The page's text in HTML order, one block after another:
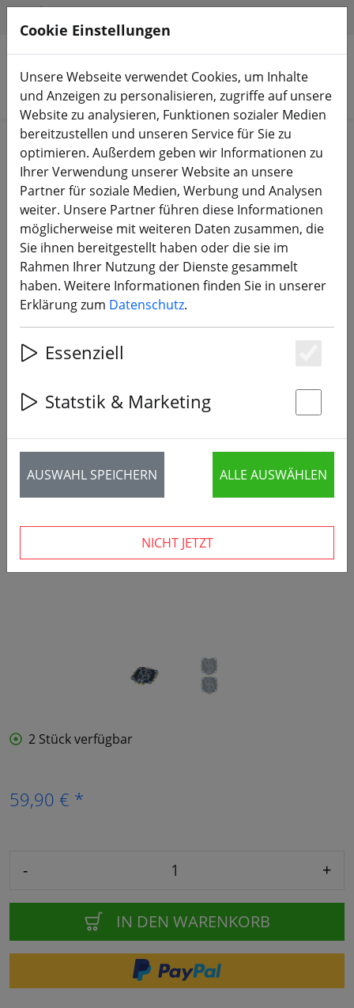
Produkte suchen
Start Bauteile FC, ESC, AIO & Stacks
Sequre Blueson A2 70A 8S AM32
ESC
‹ ›
2 Stück verfügbar
59,90 € *
- +
IN DEN WARENKORB
Cookie Einstellungen
Unsere Webseite verwendet Cookies, um Inhalte
und Anzeigen zu personalisieren, zugriffe auf unsere
Website zu analysieren, Funktionen sozialer Medien
bereitzustellen und unseren Service für Sie zu
optimieren. Außerdem geben wir Informationen zu
Ihrer Verwendung unserer Website an unsere
Partner für soziale Medien, Werbung und Analysen
weiter. Unsere Partner führen diese Informationen
möglicherweise mit weiteren Daten zusammen, die
Sie ihnen bereitgestellt haben oder die sie im
Rahmen Ihrer Nutzung der Dienste gesammelt
haben. Weitere Informationen finden Sie in unserer
Erklärung zum Datenschutz.
Essenziell
Statstik & Marketing
AUSWAHL SPEICHERN ALLE AUSWÄHLEN
NICHT JETZT